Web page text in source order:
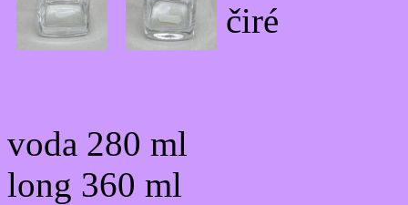
čiré
voda 280 ml
long 360 ml